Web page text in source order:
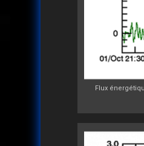
Flux